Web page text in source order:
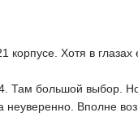
корпусе. Хотя в
4. Там большой выбор.
неуверенно. Вполне